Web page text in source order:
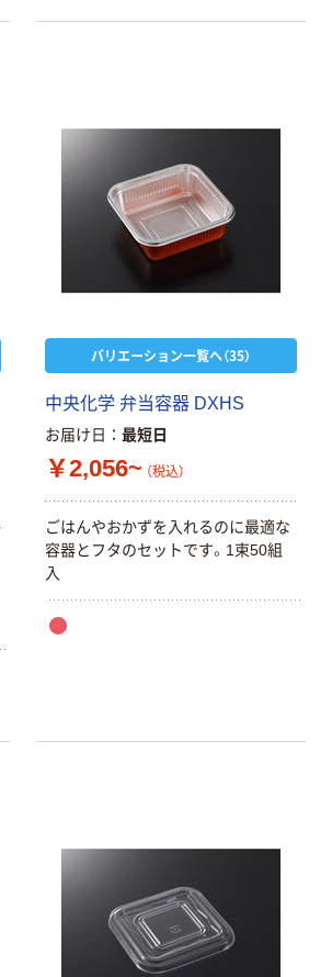
バリエーション一覧へ（35）
中央化学 弁当容器 DXHS
お届け日 最短日
￥2,056~ （税込）
ごはんやおかずを入れるのに最適な
容器とフタのセットです。1束50組
入